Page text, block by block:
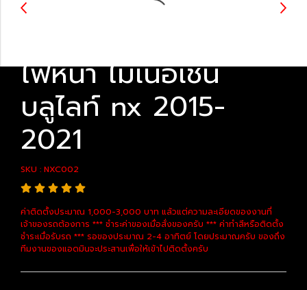
ไฟหน้า ไมเนอเชน
บลูไลท์ nx 2015-
2021
SKU : NXC002
ค่าติดตั้งประมาณ 1,000-3,000 บาท แล้วแต่ความละเอียดของงานที่
เจ้าของรถต้องการ *** ชำระค่าของเมื่อสั่งของครับ *** ค่าทำสีหรือติดตั้ง
ชำระเมื่อรับรถ *** รอของประมาณ 2-4 อาทิตย์ โดยประมาณครับ ของถึง
ทีมงานของแอดมินจะประสานเพื่อให้เข้าไปติดตั้งครับ